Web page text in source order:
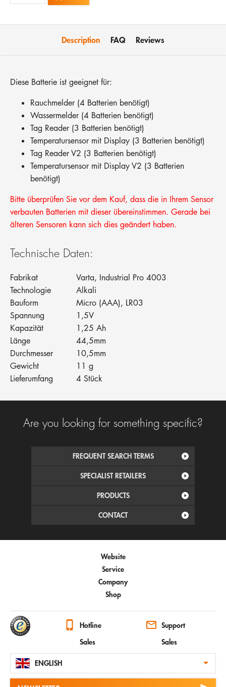
Description FAQ Reviews
Diese Batterie ist geeignet für:
Rauchmelder (4 Batterien benötigt)
Wassermelder (4 Batterien benötigt)
Tag Reader (3 Batterien benötigt)
Temperatursensor mit Display (3 Batterien benötigt)
Tag Reader V2 (3 Batterien benötigt)
Temperatursensor mit Display V2 (3 Batterien
benötigt)
Bitte überprüfen Sie vor dem Kauf, dass die in Ihrem Sensor
verbauten Batterien mit dieser übereinstimmen. Gerade bei
älteren Sensoren kann sich dies geändert haben.
Technische Daten:
Fabrikat
Varta, Industrial Pro 4003
Technologie
Alkali
Bauform
Micro (AAA), LR03
Spannung
1,5V
Kapazität
1,25 Ah
Länge
44,5mm
Durchmesser
10,5mm
Gewicht
11 g
Lieferumfang
4 Stück
Are you looking for something specific?
FREQUENT SEARCH TERMS
SPECIALIST RETAILERS
PRODUCTS
CONTACT
Website
Service
Company
Shop
Hotline
Sales
Support
Sales
ENGLISH